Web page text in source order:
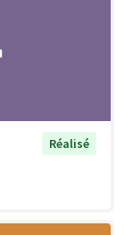
Réalisé